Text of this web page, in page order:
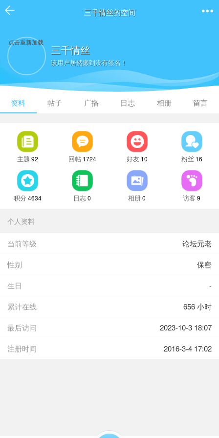
三千情丝的空间
点击重新加载
三千情丝
该用户居然懒到没有签名！
资料 帖子 广播 日志 相册 留言
主题 92 回帖 1724 好友 10 粉丝 16
积分 4634 日志0 相册0 访客 9
个人资料
当前等级 论坛元老
性别 保密
生日 -
累计在线 656 小时
最后访问 2023-10-3 18:07
注册时间 2016-3-4 17:02